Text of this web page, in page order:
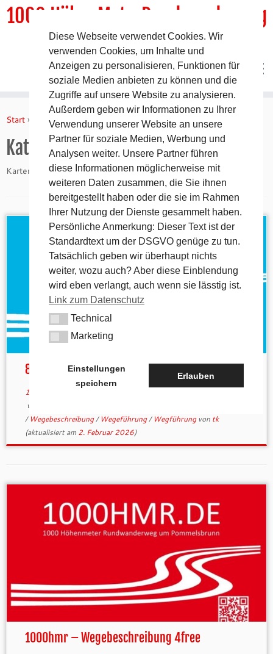
Inhalt
1000 HöhenMeterRundwanderweg
DER Rundwanderweg um Pommelsbrunn
Start » Kartenmaterial
Kategorie:Kartenmaterial
Kartenmaterial, Wanderkarten, Karten, Streckenkarten
800hmr – Wegebeschreibung 4free
10. Oktober 2022
verschlagwortet
/ Wegebeschreibung/ Wegeführung/ Wegführung von tk
(aktualisiert am 2. Februar 2026)
1000hmr – Wegebeschreibung 4free
Diese Webseite verwendet Cookies. Wir
verwenden Cookies, um Inhalte und
Anzeigen zu personalisieren, Funktionen für
soziale Medien anbieten zu können und die
Zugriffe auf unsere Website zu analysieren.
Außerdem geben wir Informationen zu Ihrer
Verwendung unserer Website an unsere
Partner für soziale Medien, Werbung und
Analysen weiter. Unsere Partner führen
diese Informationen möglicherweise mit
weiteren Daten zusammen, die Sie ihnen
bereitgestellt haben oder die sie im Rahmen
Ihrer Nutzung der Dienste gesammelt haben.
Persönliche Anmerkung: Dieser Text ist der
Standardtext um der DSGVO genüge zu tun.
Tatsächlich geben wir überhaupt nichts
weiter, wozu auch? Aber diese Einblendung
wird eben verlangt, auch wenn sie lässtig ist.
Link zum Datenschutz
TechnicalTechnical
MarketingMarketing
Einstellungen
speichern
Erlauben